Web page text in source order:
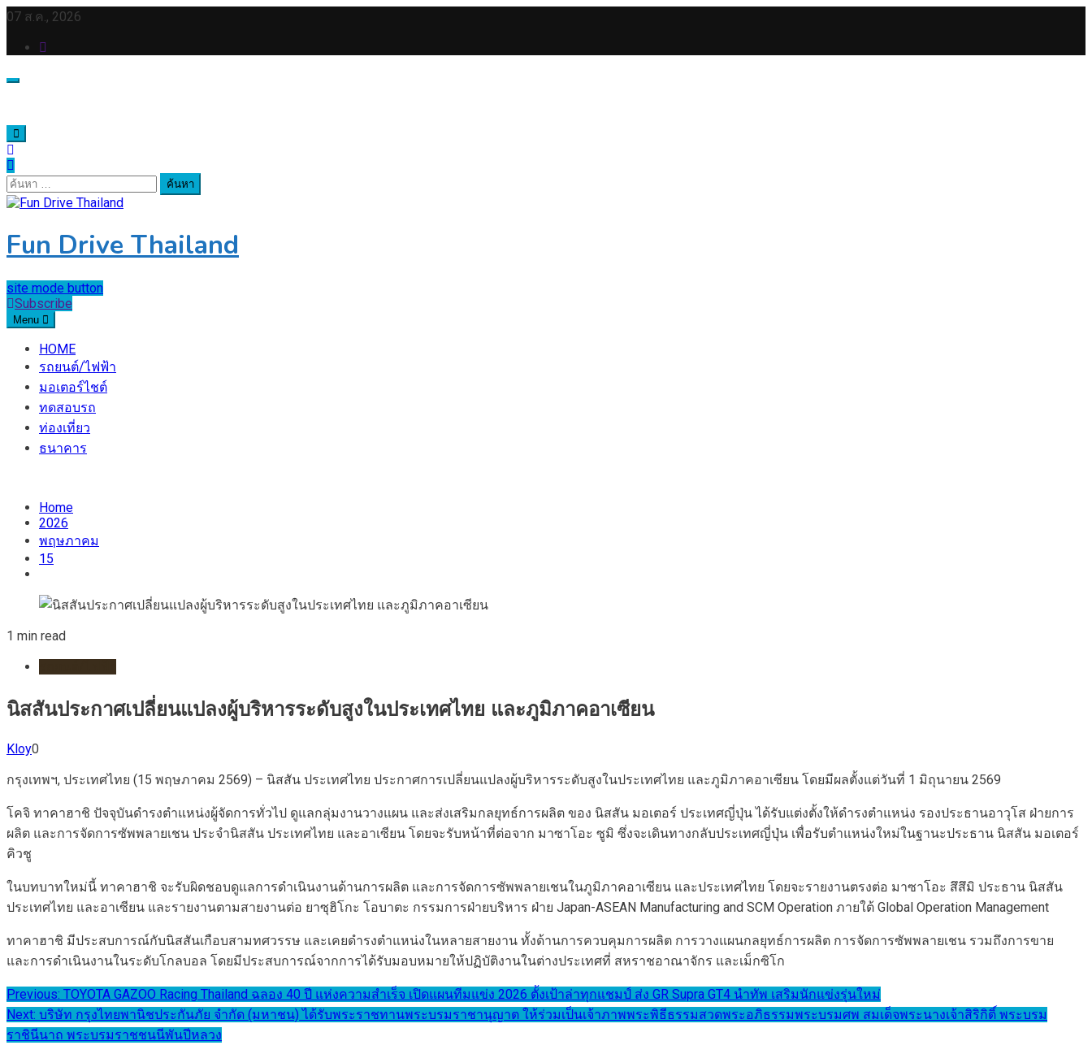
Skip
content
07 ส.ค., 2026
ค้นหา
สำหรับ:
Fun Drive Thailand
site mode button
Subscribe
Menu
HOME
รถยนต์/ไฟฟ้า
มอเตอร์ไชต์
ทดสอบรถ
ท่องเที่ยว
ธนาคาร
Home
2026
พฤษภาคม
15
1 min read
นิสสันประกาศเปลี่ยนแปลงผู้บริหารระดับสูงในประเทศไทย และภูมิภาคอาเซียน
Kloy0
กรุงเทพฯ, ประเทศไทย (15 พฤษภาคม 2569) – นิสสัน ประเทศไทย ประกาศการเปลี่ยนแปลงผู้บริหารระดับสูงในประเทศไทย และภูมิภาคอาเซียน โดยมีผลตั้งแต่วันที่ 1 มิถุนายน 2569
โคจิ ทาคาฮาชิ ปัจจุบันดำรงตำแหน่งผู้จัดการทั่วไป ดูแลกลุ่มงานวางแผน และส่งเสริมกลยุทธ์การผลิต ของ นิสสัน มอเตอร์ ประเทศญี่ปุ่น ได้รับแต่งตั้งให้ดำรงตำแหน่ง รองประธานอาวุโส ฝ่ายการ
ผลิต และการจัดการซัพพลายเชน ประจำนิสสัน ประเทศไทย และอาเซียน โดยจะรับหน้าที่ต่อจาก มาซาโอะ ซูมิ ซึ่งจะเดินทางกลับประเทศญี่ปุ่น เพื่อรับตำแหน่งใหม่ในฐานะประธาน นิสสัน มอเตอร์
คิวชู
ในบทบาทใหม่นี้ ทาคาฮาชิ จะรับผิดชอบดูแลการดำเนินงานด้านการผลิต และการจัดการซัพพลายเชนในภูมิภาคอาเซียน และประเทศไทย โดยจะรายงานตรงต่อ มาซาโอะ สึสึมิ ประธาน นิสสัน
ประเทศไทย และอาเซียน และรายงานตามสายงานต่อ ยาซุฮิโกะ โอบาตะ กรรมการฝ่ายบริหาร ฝ่าย Japan-ASEAN Manufacturing and SCM Operation ภายใต้ Global Operation Management
ทาคาฮาชิ มีประสบการณ์กับนิสสันเกือบสามทศวรรษ และเคยดำรงตำแหน่งในหลายสายงาน ทั้งด้านการควบคุมการผลิต การวางแผนกลยุทธ์การผลิต การจัดการซัพพลายเชน รวมถึงการขาย
และการดำเนินงานในระดับโกลบอล โดยมีประสบการณ์จากการได้รับมอบหมายให้ปฏิบัติงานในต่างประเทศที่ สหราชอาณาจักร และเม็กซิโก
แนะแนว
เรื่อง
Previous: TOYOTA GAZOO Racing Thailand ฉลอง 40 ปี แห่งความสำเร็จ เปิดแผนทีมแข่ง 2026 ตั้งเป้าล่าทุกแชมป์ ส่ง GR Supra GT4 นำทัพ เสริมนักแข่งรุ่นใหม่
Next: บริษัท กรุงไทยพานิชประกันภัย จำกัด (มหาชน) ได้รับพระราชทานพระบรมราชานุญาต ให้ร่วมเป็นเจ้าภาพพระพิธีธรรมสวดพระอภิธรรมพระบรมศพ สมเด็จพระนางเจ้าสิริกิติ์ พระบรม
ราชินีนาถ พระบรมราชชนนีพันปีหลวง